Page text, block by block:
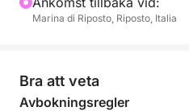
Marina di Riposto, Riposto, Italia
Bra att veta
Avbokningsregler